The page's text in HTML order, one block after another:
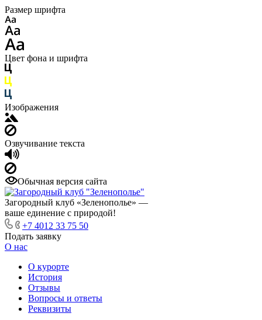
Размер шрифта
Цвет фона и шрифта
Изображения
Озвучивание текста
Обычная версия сайта
Загородный клуб «Зеленополье» —
ваше единение с природой!
+7 4012 33 75 50
Подать заявку
О нас
О курорте
История
Отзывы
Вопросы и ответы
Реквизиты